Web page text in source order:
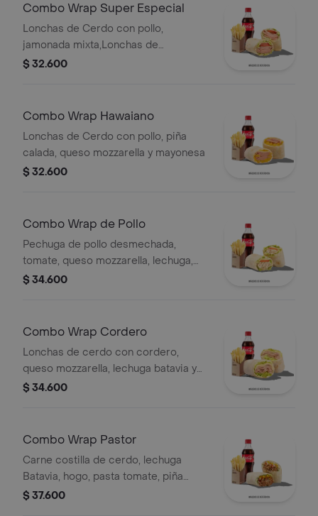
Combo Wrap Super Especial
Lonchas de Cerdo con pollo,
jamonada mixta,Lonchas de
cerdo,cordero y res,
Qbano
$ 32.600
Combo Wrap Hawaiano
Lonchas de Cerdo con pollo, piña
calada, queso mozzarella y mayonesa
$ 32.600
Combo Wrap de Pollo
Pechuga de pollo desmechada,
tomate, queso mozzarella, lechuga,
mayonesa, papas a la francesa y
$ 34.600
Combo Wrap Cordero
Lonchas de cerdo con cordero,
queso mozzarella, lechuga batavia y
salsa Qbano
$ 34.600
Combo Wrap Pastor
Carne costilla de cerdo, lechuga
Batavia, hogo, pasta tomate, piña
calada asada, cebolla, papas y bebida.
$ 37.600